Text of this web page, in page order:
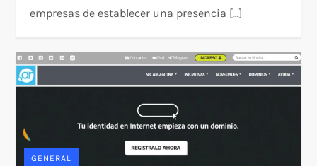
empresas de establecer una presencia […]
GENERAL